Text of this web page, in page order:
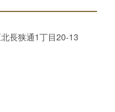
長狭通1丁目20-13